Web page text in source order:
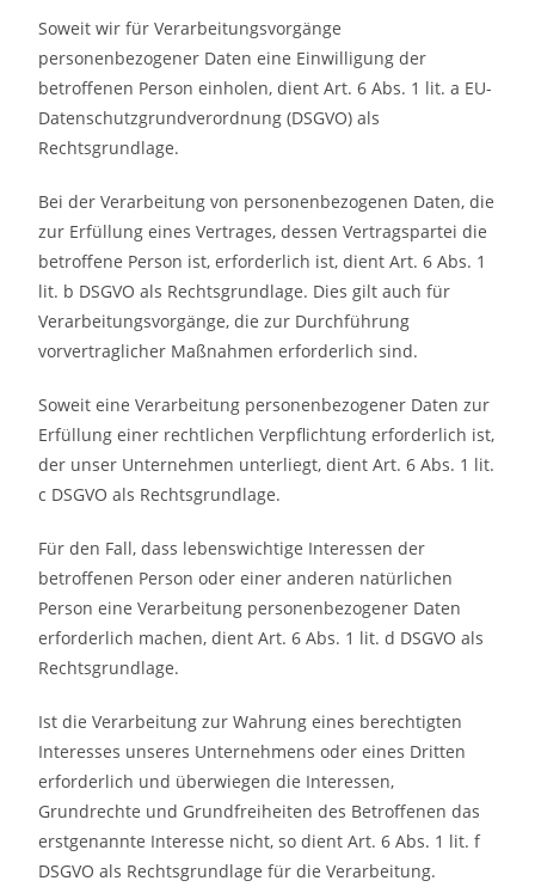
Soweit wir für Verarbeitungsvorgänge
personenbezogener Daten eine Einwilligung der
betroffenen Person einholen, dient Art. 6 Abs. 1 lit. a EU-
Datenschutzgrundverordnung (DSGVO) als
Rechtsgrundlage.
Bei der Verarbeitung von personenbezogenen Daten, die
zur Erfüllung eines Vertrages, dessen Vertragspartei die
betroffene Person ist, erforderlich ist, dient Art. 6 Abs. 1
lit. b DSGVO als Rechtsgrundlage. Dies gilt auch für
Verarbeitungsvorgänge, die zur Durchführung
vorvertraglicher Maßnahmen erforderlich sind.
Soweit eine Verarbeitung personenbezogener Daten zur
Erfüllung einer rechtlichen Verpflichtung erforderlich ist,
der unser Unternehmen unterliegt, dient Art. 6 Abs. 1 lit.
c DSGVO als Rechtsgrundlage.
Für den Fall, dass lebenswichtige Interessen der
betroffenen Person oder einer anderen natürlichen
Person eine Verarbeitung personenbezogener Daten
erforderlich machen, dient Art. 6 Abs. 1 lit. d DSGVO als
Rechtsgrundlage.
Ist die Verarbeitung zur Wahrung eines berechtigten
Interesses unseres Unternehmens oder eines Dritten
erforderlich und überwiegen die Interessen,
Grundrechte und Grundfreiheiten des Betroffenen das
erstgenannte Interesse nicht, so dient Art. 6 Abs. 1 lit. f
DSGVO als Rechtsgrundlage für die Verarbeitung.